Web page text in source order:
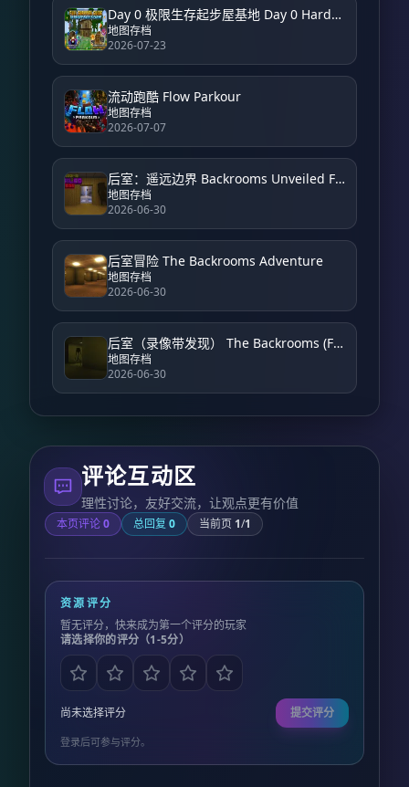
Day 0 极限生存起步屋基地 Day 0 Hardcore Survival Starter House Base
地图存档
2026-07-23
流动跑酷 Flow Parkour
地图存档
2026-07-07
后室：遥远边界 Backrooms Unveiled Farside
地图存档
2026-06-30
后室冒险 The Backrooms Adventure
地图存档
2026-06-30
后室（录像带发现） The Backrooms (Found Footage)
地图存档
2026-06-30
评论互动区
理性讨论，友好交流，让观点更有价值
本页评论0 总回复 0 当前页 1/1
资源评分
暂无评分，快来成为第一个评分的玩家
请选择你的评分（1-5分）
尚未选择评分 提交评分
登录后可参与评分。